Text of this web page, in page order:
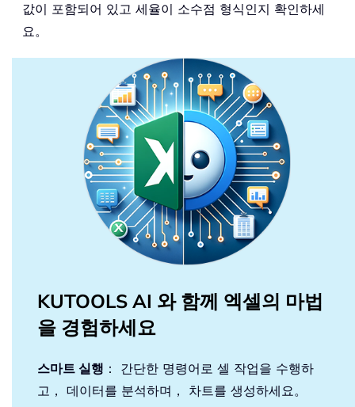
값이 포함되어 있고 세율이 소수점 형식인지 확인하세
요。
KUTOOLS AI 와 함께 엑셀의 마법
을 경험하세요
스마트 실행 ： 간단한 명령어로 셀 작업을 수행하
고， 데이터를 분석하며， 차트를 생성하세요。